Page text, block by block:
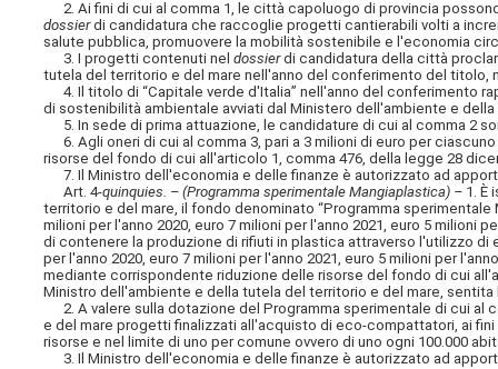
2. Ai fini di cui al comma 1, le città capoluogo di provincia
dossierdi candidatura che raccoglie progetti cantierabili volti a
salute pubblica, promuovere la mobilità sostenibile e l'economia
3. I progetti contenuti neldossierdi candidatura della città
tutela del territorio e del mare nell'anno del conferimento del titolo,
4. Il titolo di “Capitale verde d'Italia” nell'anno del conferimento
di sostenibilità ambientale avviati dal Ministero dell'ambiente e
5. In sede di prima attuazione, le candidature di cui al comma 2
6. Agli oneri di cui al comma 3, pari a 3 milioni di euro per
risorse del fondo di cui all'articolo 1, comma 476, della legge 28
7. Il Ministro dell'economia e delle finanze è autorizzato ad
Art. 4-quinquies. – (Programma sperimentale Mangiaplastica) – 1. È
territorio e del mare, il fondo denominato “Programma
milioni per l'anno 2020, euro 7 milioni per l'anno 2021, euro 5 milioni
di contenere la produzione di rifiuti in plastica attraverso l'utilizzo di
per l'anno 2020, euro 7 milioni per l'anno 2021, euro 5 milioni per
mediante corrispondente riduzione delle risorse del fondo di cui
Ministro dell'ambiente e della tutela del territorio e del mare,
2. A valere sulla dotazione del Programma sperimentale di cui al
e del mare progetti finalizzati all'acquisto di eco-compattatori, ai
risorse e nel limite di uno per comune ovvero di uno ogni 100.000
3. Il Ministro dell'economia e delle finanze è autorizzato ad